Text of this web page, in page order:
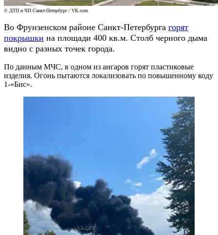
© ДТП и ЧП Санкт-Петербург / VK.com
Во Фрунзенском районе Санкт-Петербурга горят
покрышки на площади 400 кв.м. Столб черного дыма
видно с разных точек города.
По данным МЧС, в одном из ангаров горят пластиковые
изделия. Огонь пытаются локализовать по повышенному коду
1-«Бис».